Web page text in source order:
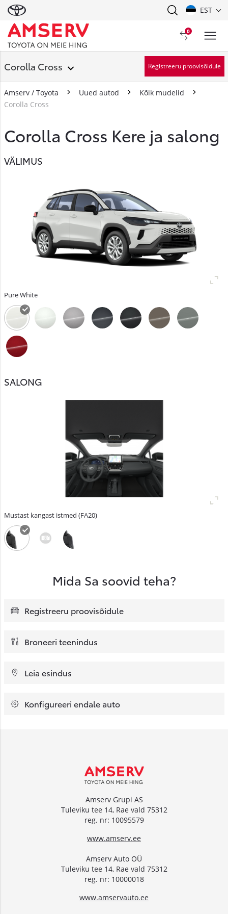
EST
0
Corolla Cross Registreeru proovisõidule
Amserv / Toyota Uued autod
Kõik mudelid
Corolla Cross
Corolla Cross Kere ja salong
VÄLIMUS
Pure White
SALONG
Mustast kangast istmed (FA20)
Mida Sa soovid teha?
Registreeru proovisõidule
Broneeri teenindus
Leia esindus
Konfigureeri endale auto
Amserv Grupi AS
Tuleviku tee 14, Rae vald 75312
reg. nr: 10095579
www.amserv.ee
Amserv Auto OÜ
Tuleviku tee 14, Rae vald 75312
reg. nr: 10000018
www.amservauto.ee